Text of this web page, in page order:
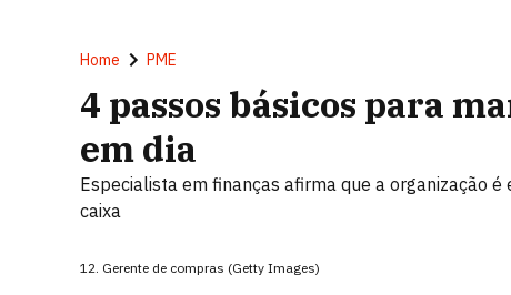
Home PME
4 passos básicos para
em dia
Especialista em finanças afirma que a organização
caixa
12. Gerente de compras (Getty Images)